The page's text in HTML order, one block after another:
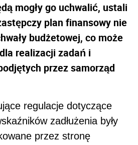
mogły go uchwalić, ustali
plan finansowy nie
budżetowej, co może
realizacji zadań i
przez samorząd
regulacje dotyczące
zadłużenia były
przez stronę